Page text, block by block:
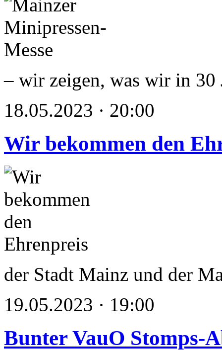
– wir zeigen, was wir in 30
18.05.2023 · 20:00
Wir bekommen den
der Stadt Mainz und der
19.05.2023 · 19:00
Bunter VauO Stomps-